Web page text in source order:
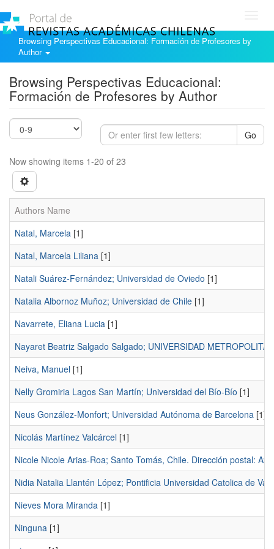
Browsing Perspectivas Educacional: Formación de Profesores by
Author
Browsing Perspectivas Educacional:
Formación de Profesores by Author
Go
Now showing items 1-20 of 23
Authors Name
Natal, Marcela [1]
Natal, Marcela Liliana [1]
Natali Suárez-Fernández; Universidad de Oviedo [1]
Natalia Albornoz Muñoz; Universidad de Chile [1]
Navarrete, Eliana Lucia [1]
Nayaret Beatriz Salgado Salgado; UNIVERSIDAD
Neiva, Manuel [1]
Nelly Gromiria Lagos San Martín; Universidad del Bío-Bío [1]
Neus González-Monfort; Universidad Autónoma de Barcelona [1]
Nicolás Martínez Valcárcel [1]
Nicole Nicole Arias-Roa; Santo Tomás, Chile. Dirección postal:
Nidia Natalia Llantén López; Pontificia Universidad Catolica de
Nieves Mora Miranda [1]
Ninguna [1]